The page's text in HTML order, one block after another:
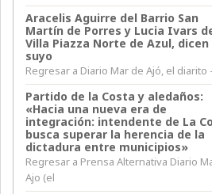
Aracelis Aguirre del Barrio San
Martín de Porres y Lucia Ivars
Villa Piazza Norte de Azul, dicen
suyo
Regresar a Diario Mar de Ajó, el diarito
Partido de la Costa y aledaños:
«Hacia una nueva era de
integración: intendente de La
busca superar la herencia de la
dictadura entre municipios»
Regresar a Prensa Alternativa Diario
Ajo (el